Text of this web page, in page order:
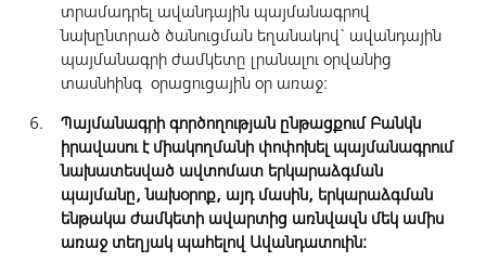
տրամադրել ավանդային պայմանագրով
նախընտրած ծանուցման եղանակով` ավանդային
պայմանագրի ժամկետը լրանալու օրվանից
տասնհինգ օրացուցային օր առաջ:
Պայմանագրի գործողության ընթացքում Բանկն
իրավասու է միակողմանի փոփոխել պայմանագրում
նախատեսված ավտոմատ երկարաձգման
պայմանը, նախօրոք, այդ մասին, երկարաձգման
ենթակա ժամկետի ավարտից առնվազն մեկ ամիս
առաջ տեղյակ պահելով Ավանդատուին: